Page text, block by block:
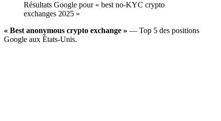
Résultats Google pour « best no-KYC crypto
exchanges 2025 »
« Best anonymous crypto exchange » — Top 5 des positions
Google aux États-Unis.